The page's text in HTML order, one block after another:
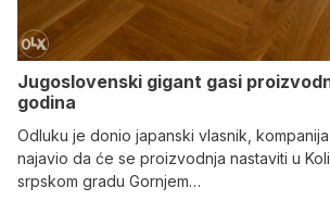
Jugoslovenski gigant gasi
godina
Odluku je donio japanski vlasnik,
najavio da će se proizvodnja nastaviti u
srpskom gradu Gornjem…